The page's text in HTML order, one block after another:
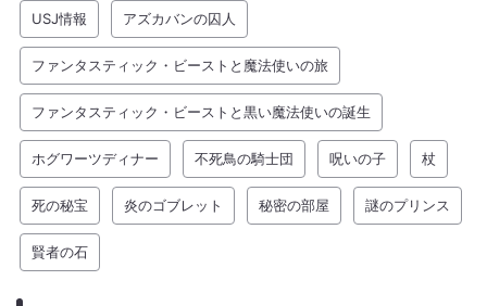
USJ情報 アズカバンの囚人
ファンタスティック・ビーストと魔法使いの旅
ファンタスティック・ビーストと黒い魔法使いの誕生
ホグワーツディナー 不死鳥の騎士団 呪いの子 杖
死の秘宝 炎のゴブレット 秘密の部屋 謎のプリンス
賢者の石